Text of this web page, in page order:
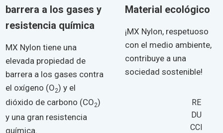
barrera a los gases y
resistencia química
MX Nylon tiene una
elevada propiedad de
barrera a los gases contra
el oxígeno (O2) y el
dióxido de carbono (CO2)
y una gran resistencia
química.
Material ecológico
¡MX Nylon, respetuoso
con el medio ambiente,
contribuye a una
sociedad sostenible!
RE
DU
CCI